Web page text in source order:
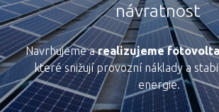
návratnost
Navrhujeme arealizujeme
které snižují provozní náklady a
energie.